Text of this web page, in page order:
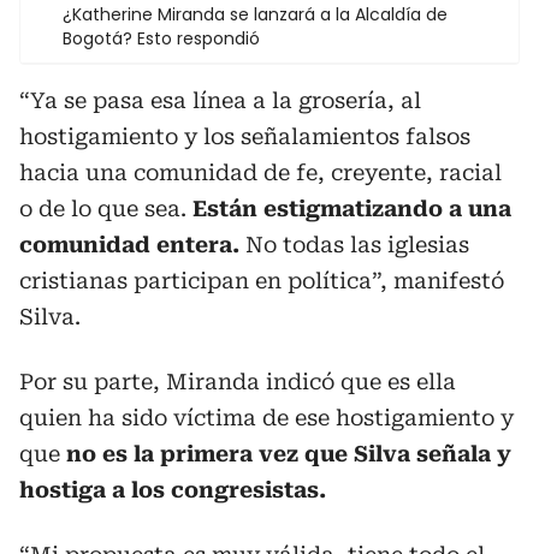
¿Katherine Miranda se lanzará a la Alcaldía de
Bogotá? Esto respondió
“Ya se pasa esa línea a la grosería, al
hostigamiento y los señalamientos falsos
hacia una comunidad de fe, creyente, racial
o de lo que sea. Están estigmatizando a una
comunidad entera. No todas las iglesias
cristianas participan en política”, manifestó
Silva.
Por su parte, Miranda indicó que es ella
quien ha sido víctima de ese hostigamiento y
que no es la primera vez que Silva señala y
hostiga a los congresistas.